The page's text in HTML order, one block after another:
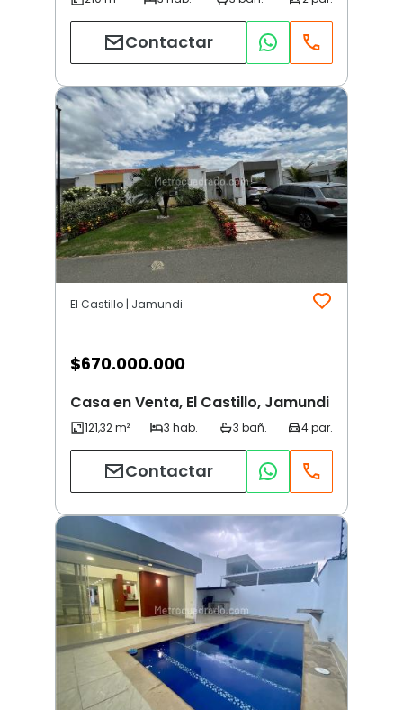
Contactar
El Castillo | Jamundi
$670.000.000
Casa en Venta, El Castillo, Jamundi
Contactar